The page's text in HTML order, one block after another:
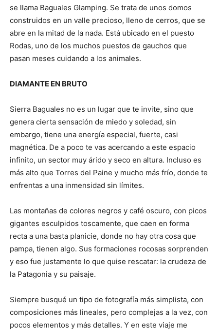
se llama Baguales Glamping. Se trata de unos domos
construidos en un valle precioso, lleno de cerros, que se
abre en la mitad de la nada. Está ubicado en el puesto
Rodas, uno de los muchos puestos de gauchos que
pasan meses cuidando a los animales.
DIAMANTE EN BRUTO
Sierra Baguales no es un lugar que te invite, sino que
genera cierta sensación de miedo y soledad, sin
embargo, tiene una energía especial, fuerte, casi
magnética. De a poco te vas acercando a este espacio
infinito, un sector muy árido y seco en altura. Incluso es
más alto que Torres del Paine y mucho más frío, donde te
enfrentas a una inmensidad sin límites.
Las montañas de colores negros y café oscuro, con picos
gigantes esculpidos toscamente, que caen en forma
recta a una basta planicie, donde no hay otra cosa que
pampa, tienen algo. Sus formaciones rocosas sorprenden
y eso fue justamente lo que quise rescatar: la crudeza de
la Patagonia y su paisaje.
Siempre busqué un tipo de fotografía más simplista, con
composiciones más lineales, pero complejas a la vez, con
pocos elementos y más detalles. Y en este viaje me